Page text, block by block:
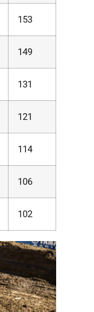
153
149
131
121
114
106
102